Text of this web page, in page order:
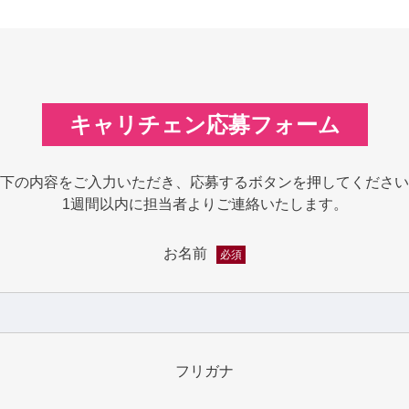
キャリチェン応募フォーム
の内容をご入力いただき、応募するボタンを押してくださ
1週間以内に担当者よりご連絡いたします。
お名前 必須
フリガナ